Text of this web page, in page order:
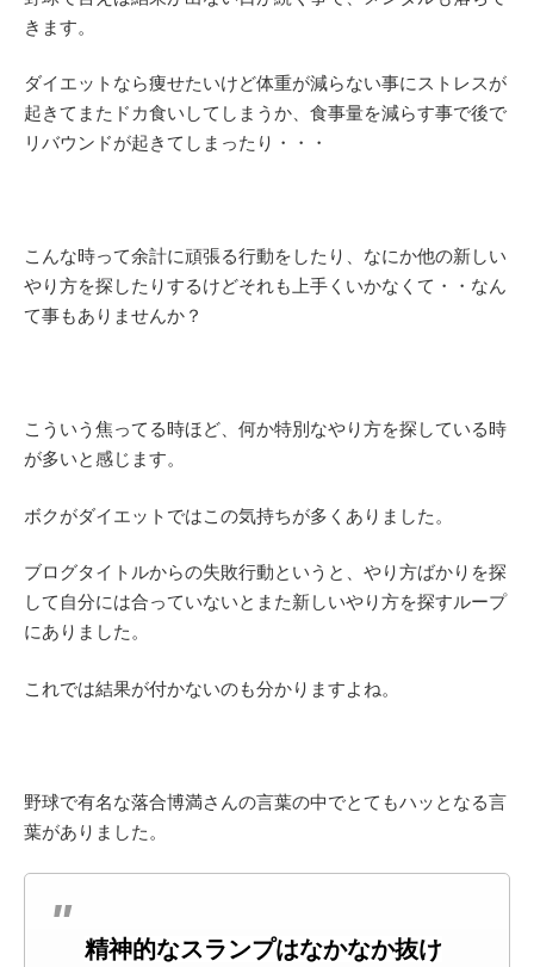
きます。
ダイエットなら痩せたいけど体重が減らない事にストレスが
起きてまたドカ食いしてしまうか、食事量を減らす事で後で
リバウンドが起きてしまったり・・・
こんな時って余計に頑張る行動をしたり、なにか他の新しい
やり方を探したりするけどそれも上手くいかなくて・・なん
て事もありませんか？
こういう焦ってる時ほど、何か特別なやり方を探している時
が多いと感じます。
ボクがダイエットではこの気持ちが多くありました。
ブログタイトルからの失敗行動というと、やり方ばかりを探
して自分には合っていないとまた新しいやり方を探すループ
にありました。
これでは結果が付かないのも分かりますよね。
野球で有名な落合博満さんの言葉の中でとてもハッとなる言
葉がありました。
精神的なスランプはなかなか抜け